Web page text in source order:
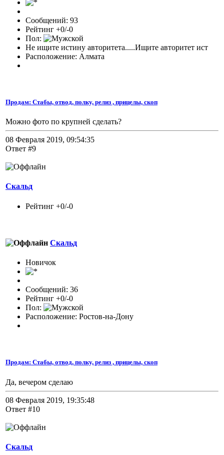
Сообщений: 93
Рейтинг +0/-0
Пол:
Не ищите истину авторитета.....Ищите авторитет ист
Расположение: Алмата
Продам: Стабы, отвод, полку, релиз , прицелы, скоп
Можно фото по крупней сделать?
08 Февраля 2019, 09:54:35
Ответ #9
Скальд
Рейтинг +0/-0
Скальд
Новичок
Сообщений: 36
Рейтинг +0/-0
Пол:
Расположение: Ростов-на-Дону
Продам: Стабы, отвод, полку, релиз , прицелы, скоп
Да, вечером сделаю
08 Февраля 2019, 19:35:48
Ответ #10
Скальд